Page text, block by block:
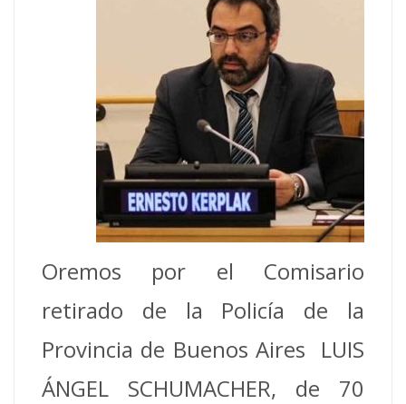
Oremos por el Comisario
retirado de la Policía de la
Provincia de Buenos Aires LUIS
ÁNGEL SCHUMACHER, de 70